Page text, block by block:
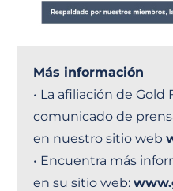
Más información
• La afiliación de
comunicado de
en nuestro sitio web
• Encuentra más
en su sitio web: